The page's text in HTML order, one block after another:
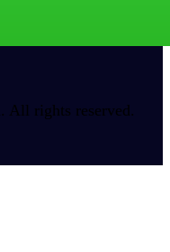
All rights reserved.